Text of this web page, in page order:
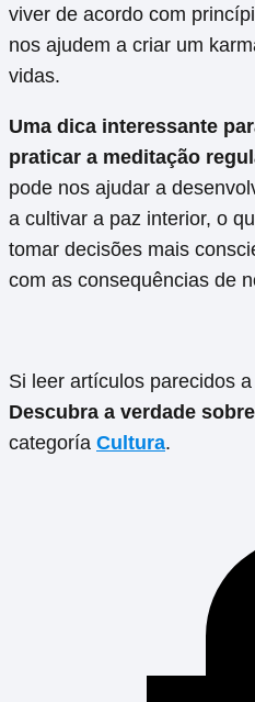
viver de acordo com
nos ajudem a criar um
vidas.
Uma dica interessante
praticar a meditação
pode nos ajudar a
a cultivar a paz interior, o
tomar decisões mais
com as consequências de
Si leer artículos parecidos a
Descubra a verdade
categoría Cultura.